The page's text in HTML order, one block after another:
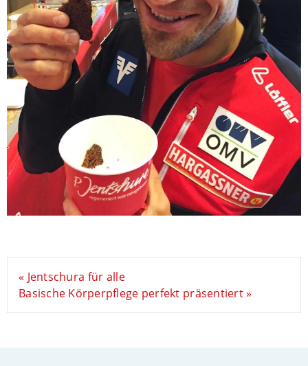
« Jentschura für alle
Basische Körperpflege perfekt präsentiert »